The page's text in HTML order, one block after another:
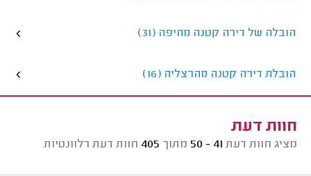
הובלה של דירה קטנה מחיפה (31)
הובלת דירה קטנה מהרצליה (16)
חוות דעת
מציג חוות דעת 41 - 50 מתוך 405 חוות דעת רלוונטיות